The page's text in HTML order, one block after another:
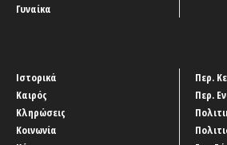
Γυναίκα
Ιστορικά
Καιρός
Κληρώσεις
Κοινωνία
Περ.
Περ.